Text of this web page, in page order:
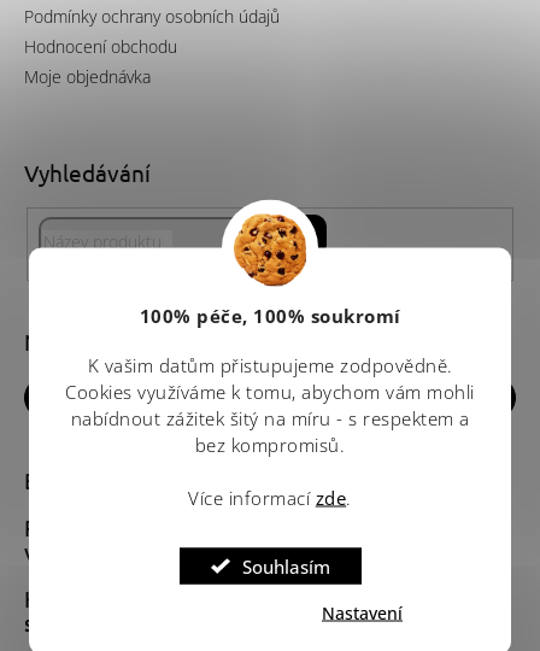
100% péče, 100% soukromí
K vašim datům přistupujeme zodpovědně.
Cookies využíváme k tomu, abychom vám mohli
nabídnout zážitek šitý na míru - s respektem a
bez kompromisů.
Více informací zde.
Souhlasím
Nastavení
Podmínky ochrany osobních údajů
Hodnocení obchodu
Moje objednávka
Vyhledávání
Hledat
Nákupní košík
0 ks /0 Kč
Blog
Paisley vzor a kašmírové vzory: Historie a
význam nejslavnějších designů
Kašmír pro všechna roční období: Šály, deky a
svetry od zimy do léta